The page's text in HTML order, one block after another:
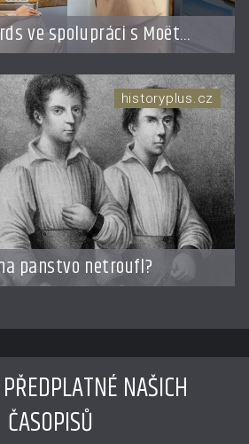
ve spolupráci s Moët
členům exkluzivní cestu do
panstvo netroufl?
historyplus.cz
NAŠICH
ČASOPISŮ